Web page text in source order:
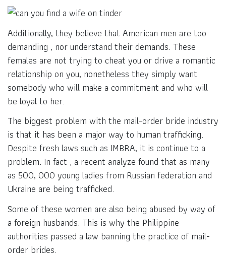
Additionally, they believe that American men are too
demanding , nor understand their demands. These
females are not trying to cheat you or drive a romantic
relationship on you, nonetheless they simply want
somebody who will make a commitment and who will
be loyal to her.
The biggest problem with the mail-order bride industry
is that it has been a major way to human trafficking.
Despite fresh laws such as IMBRA, it is continue to a
problem. In fact , a recent analyze found that as many
as 500, 000 young ladies from Russian federation and
Ukraine are being trafficked.
Some of these women are also being abused by way of
a foreign husbands. This is why the Philippine
authorities passed a law banning the practice of mail-
order brides.